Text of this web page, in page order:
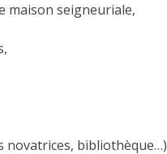
maison seigneuriale,
novatrices, bibliothèque…)